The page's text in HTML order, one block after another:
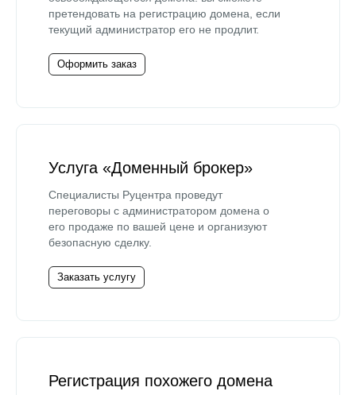
претендовать на регистрацию домена, если
текущий администратор его не продлит.
Оформить заказ
Услуга «Доменный брокер»
Специалисты Руцентра проведут
переговоры с администратором домена о
его продаже по вашей цене и организуют
безопасную сделку.
Заказать услугу
Регистрация похожего домена